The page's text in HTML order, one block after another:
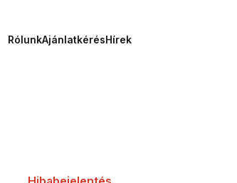
RólunkAjánlatkérésHírek